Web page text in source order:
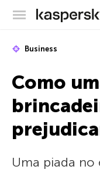
Business
Como
Uma piada